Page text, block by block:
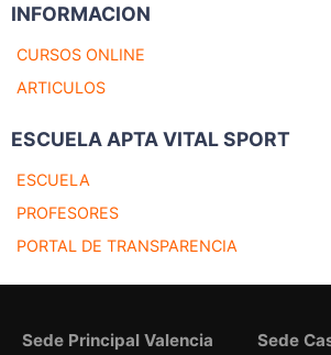
INFORMACION
CURSOS ONLINE
ARTICULOS
ESCUELA APTA VITAL SPORT
ESCUELA
PROFESORES
PORTAL DE TRANSPARENCIA
Sede Principal Valencia Sede